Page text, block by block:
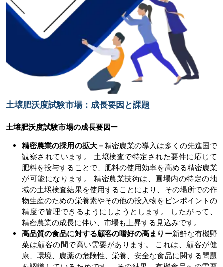
土壌肥沃度試験市場：成長要因と課題
土壌肥沃度試験市場の成長要因ー
精密農業の採用の拡大－精密農業の導入は多くの先進国で
観察されています。 土壌検査で特定された要件に応じて
肥料を投与することで、肥料の使用効率を高める精密農業
が可能になります。 精密農業技術は、圃場内の特定の地
域の土壌検査結果を使用することにより、その場所での作
物生産のための栄養素やその他の投入物をピンポイントの
精度で管理できるようにしようとします。 したがって、
精密農業の成長に伴い、市場も上昇する見込みです。
高品質の食品に対する顧客の嗜好の高まりー新鮮な有機野
菜は顧客の間で高い需要があります。 これは、顧客が健
康、環境、農薬の危険性、栄養、安全な食品に関する問題